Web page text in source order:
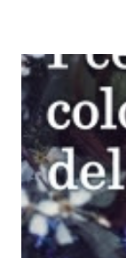
potete capire le
la ce avesse
probabilmente
molto
succede un bel
finisce
"mezzo" della
l'inizio!). Stessa